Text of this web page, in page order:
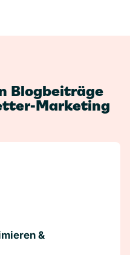
Blogbeiträge
Marketing
&